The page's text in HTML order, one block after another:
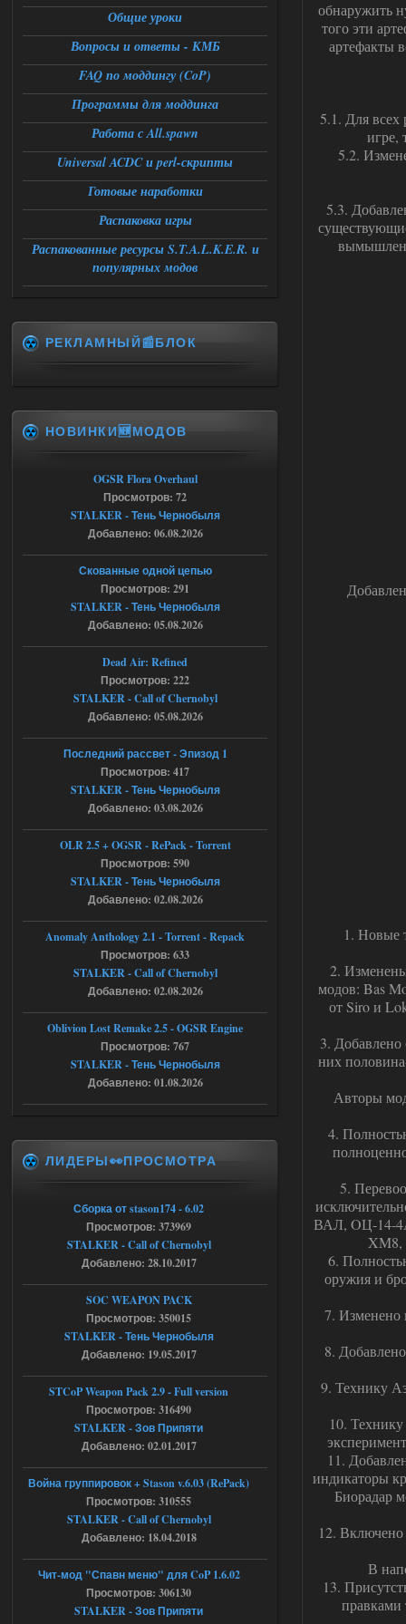
обнаружить
того эти
артефакты
5.1. Для
игре,
5.2.
5.3.
1. Новые
2.
модов: Bas
от Siro и
3.
них
Авторы
4.
5.
ВАЛ, OЦ-14-
XM8,
6.
оружия и
7. Изменено
8.
9. Технику
10.
11.
индикаторы
Биорадар
12. Включено
В
13.
Ответить ➤
06.08.2026
Спавнер + Правки + Античит - Dead
City Final
Stalker-Mods-Clan-su
Доступно только для пользователей
Ответить ➤
06.08.2026
Спавнер + Правки + Античит - Dead
City Final
Michman1970
06.08.2026
как изменить макс сумму
ставки в файлах чтобы
Ответить ➤
Тайна Зоны - Remaster 2026
Stalker-Mods-Clan-su
Доступно только для пользователей
Ответить ➤
05.08.2026
Тайна Зоны - Remaster 2026
AndreySA
патч я установил после
установки мода, да, ладно,
наверное вы правы придется ожидать
Тайна Зоны - Remaster 2026
Stalker-Mods-Clan-su
Доступно только для пользователей
Ответить ➤
Тайна Зоны - Remaster 2026
20:25
AndreySA
[05.08.26
20:23:10.934] [17468]
FATAL ERROR
[error]Expression : FATAL ERROR
t_engine.cpp
[error]Description :
shadow of
chernobyl\gamedata\scripts\xr_camper.sc
ript:510: attempt to index local 'manager'
(a nil value)
Вылет после захода в Припять.
Ответить ➤
05.08.2026
Скованные одной цепью
r4908778
с избавлением от баласта,
доходяга.
Ответить ➤
05.08.2026
Путь во мгле + GUNSLINGER mod
Stalker-Mods-Clan-su
Доступно только для пользователей
05.08.2026
Путь во мгле + GUNSLINGER mod
Общие уроки
Вопросы и ответы - КМБ
FAQ по моддингу (CoP)
Программы для моддинга
Работа с All.spawn
Universal ACDC и perl-скрипты
Готовые наработки
Распаковка игры
Распакованные ресурсы S.T.A.L.K.E.R. и
популярных модов
РЕКЛАМНЫЙ📰БЛОК
НОВИНКИ🆕МОДОВ
OGSR Flora Overhaul
Просмотров: 72
STALKER - Тень Чернобыля
Добавлено: 06.08.2026
Скованные одной цепью
Просмотров: 291
STALKER - Тень Чернобыля
Добавлено: 05.08.2026
Dead Air: Refined
Просмотров: 222
STALKER - Call of Chernobyl
Добавлено: 05.08.2026
Последний рассвет - Эпизод 1
Просмотров: 417
STALKER - Тень Чернобыля
Добавлено: 03.08.2026
OLR 2.5 + OGSR - RePack - Torrent
Просмотров: 590
STALKER - Тень Чернобыля
Добавлено: 02.08.2026
Anomaly Anthology 2.1 - Torrent - Repack
Просмотров: 633
STALKER - Call of Chernobyl
Добавлено: 02.08.2026
Oblivion Lost Remake 2.5 - OGSR Engine
Просмотров: 767
STALKER - Тень Чернобыля
Добавлено: 01.08.2026
ЛИДЕРЫ👀ПРОСМОТРА
Сборка от stason174 - 6.02
Просмотров: 373969
STALKER - Call of Chernobyl
Добавлено: 28.10.2017
SOC WEAPON PACK
Просмотров: 350015
STALKER - Тень Чернобыля
Добавлено: 19.05.2017
STCoP Weapon Pack 2.9 - Full version
Просмотров: 316490
STALKER - Зов Припяти
Добавлено: 02.01.2017
Война группировок + Stason v.6.03 (RePack)
Просмотров: 310555
STALKER - Call of Chernobyl
Добавлено: 18.04.2018
Чит-мод "Спавн меню" для CoP 1.6.02
Просмотров: 306130
STALKER - Зов Припяти